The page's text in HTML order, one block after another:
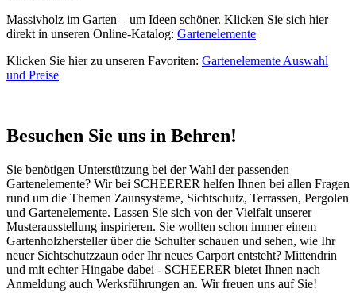
Massivholz im Garten – um Ideen schöner. Klicken Sie sich hier
direkt in unseren Online-Katalog: Gartenelemente
Klicken Sie hier zu unseren Favoriten: Gartenelemente Auswahl
und Preise
Besuchen Sie uns in Behren!
Sie benötigen Unterstützung bei der Wahl der passenden
Gartenelemente? Wir bei SCHEERER helfen Ihnen bei allen Fragen
rund um die Themen Zaunsysteme, Sichtschutz, Terrassen, Pergolen
und Gartenelemente. Lassen Sie sich von der Vielfalt unserer
Musterausstellung inspirieren. Sie wollten schon immer einem
Gartenholzhersteller über die Schulter schauen und sehen, wie Ihr
neuer Sichtschutzzaun oder Ihr neues Carport entsteht? Mittendrin
und mit echter Hingabe dabei - SCHEERER bietet Ihnen nach
Anmeldung auch Werksführungen an. Wir freuen uns auf Sie!